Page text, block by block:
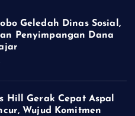
Geledah Dinas Sosial,
Penyimpangan Dana
Hill Gerak Cepat Aspal
Wujud Komitmen